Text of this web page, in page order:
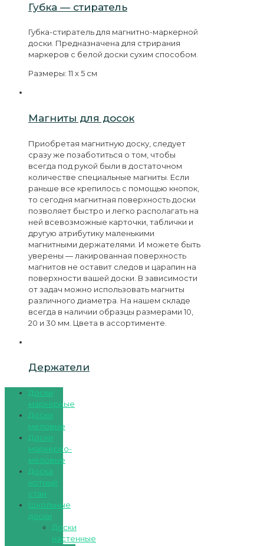
Губка — стиратель
Губка-стиратель для магнитно-маркерной
доски. Предназначена для стрирания
маркеров с белой доски сухим способом.
Размеры: 11 x 5 см
Магниты для досок
Приобретая магнитную доску, следует
сразу же позаботиться о том, чтобы
всегда под рукой были в достаточном
количестве специальные магниты. Если
раньше все крепилось с помощью кнопок,
то сегодня магнитная поверхность доски
позволяет быстро и легко располагать на
ней всевозможные карточки, таблички и
другую атрибутику маленькими
магнитными держателями. И можете быть
уверены — лакированная поверхность
магнитов не оставит следов и царапин на
поверхности вашей доски. В зависимости
от задач можно использовать магниты
различного диаметра. На нашем складе
всегда в наличии образцы размерами 10,
20 и 30 мм. Цвета в ассортименте.
Держатели
Доски
маркерные
Доски
меловые
Доски
маркерно-
меловые
Доска
нотный
стан
Школьные
доски
Доски
настенные